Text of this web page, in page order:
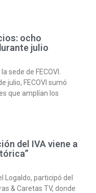
ocho
julio
sede de FECOVI.
julio, FECOVI sumó
que amplían los
del IVA viene a
Logaldo, participó del
& Caretas TV, donde